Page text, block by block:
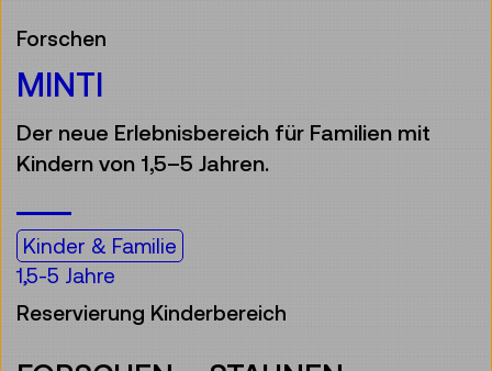
Forschen
MINTI
Der neue Erlebnisbereich für Familien mit
Kindern von 1,5–5 Jahren.
Kinder & Familie
1,5-5 Jahre
Reservierung Kinderbereich